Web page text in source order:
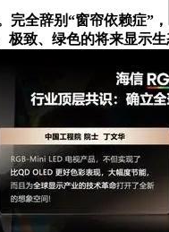
全辞别“窗帘依赖症”，
极致、绿色的将来显示